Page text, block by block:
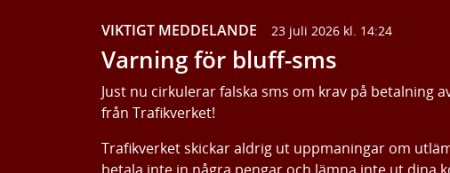
VIKTIGT MEDDELANDE 23 juli 2026 kl. 14:24
Varning för bluff-sms
Just nu cirkulerar falska sms om krav på betalning
från Trafikverket!
Trafikverket skickar aldrig ut uppmaningar om